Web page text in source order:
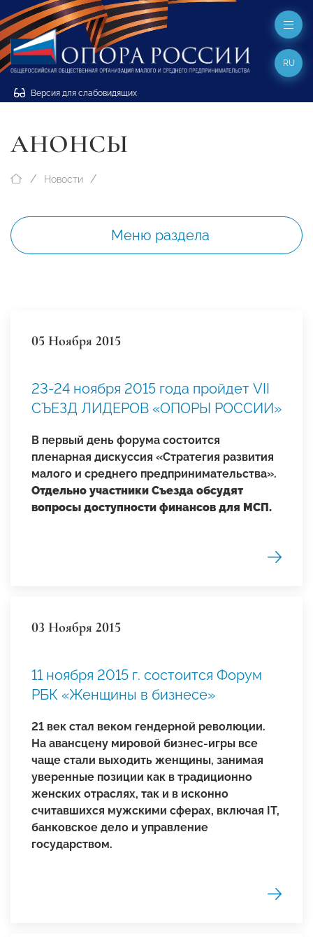
Версия для слабовидящих
RU
АНОНСЫ
Новости
Меню раздела
05 Ноября 2015
23-24 ноября 2015 года пройдет VII
СЪЕЗД ЛИДЕРОВ «ОПОРЫ РОССИИ»
В первый день форума состоится
пленарная дискуссия «Стратегия развития
малого и среднего предпринимательства».
Отдельно участники Съезда обсудят
вопросы доступности финансов для МСП.
03 Ноября 2015
11 ноября 2015 г. состоится Форум
РБК «Женщины в бизнесе»
21 век стал веком гендерной революции.
На авансцену мировой бизнес-игры все
чаще стали выходить женщины, занимая
уверенные позиции как в традиционно
женских отраслях, так и в исконно
считавшихся мужскими сферах, включая IT,
банковское дело и управление
государством.